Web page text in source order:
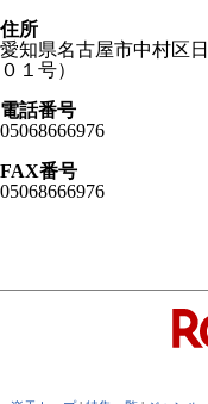
住所
愛知県名古屋市中村区
０１号）
電話番号
05068666976
FAX番号
05068666976